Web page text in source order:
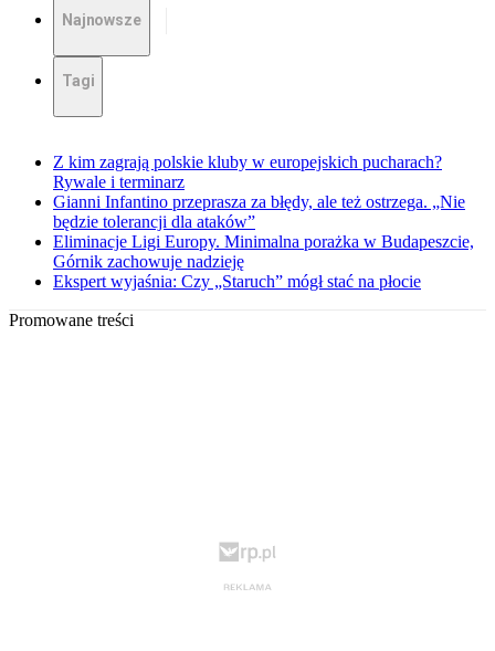
Najnowsze
Tagi
Z kim zagrają polskie kluby w europejskich pucharach?
Rywale i terminarz
Gianni Infantino przeprasza za błędy, ale też ostrzega. „Nie
będzie tolerancji dla ataków”
Eliminacje Ligi Europy. Minimalna porażka w Budapeszcie,
Górnik zachowuje nadzieję
Ekspert wyjaśnia: Czy „Staruch” mógł stać na płocie
Promowane treści